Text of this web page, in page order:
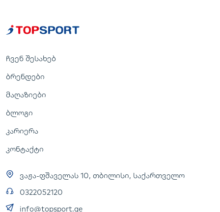
ჩვენ შესახებ
ბრენდები
მაღაზიები
ბლოგი
კარიერა
კონტაქტი
ვაჟა-ფშაველას 10, თბილისი, საქართველო
0322052120
info@topsport.ge